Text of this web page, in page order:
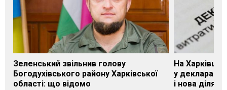
Зеленський звільнив голову
Богодухівського району Харківської
області: що відомо
На
у декларації
і нова